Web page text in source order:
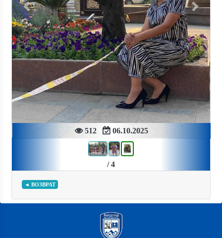
512 06.10.2025
Previous Next
/ 4
◄ ВОЗВРАТ